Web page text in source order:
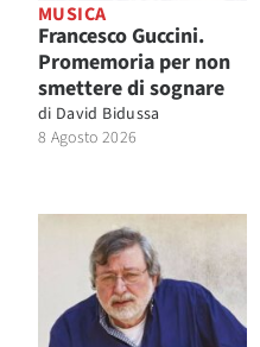
MUSICA
Francesco Guccini.
Promemoria per non
smettere di sognare
di David Bidussa
8 Agosto 2026